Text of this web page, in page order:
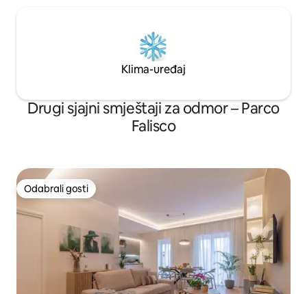
Klima-uređaj
Drugi sjajni smještaji za odmor – Parco
Falisco
Odabrali gosti
Odabrali gosti